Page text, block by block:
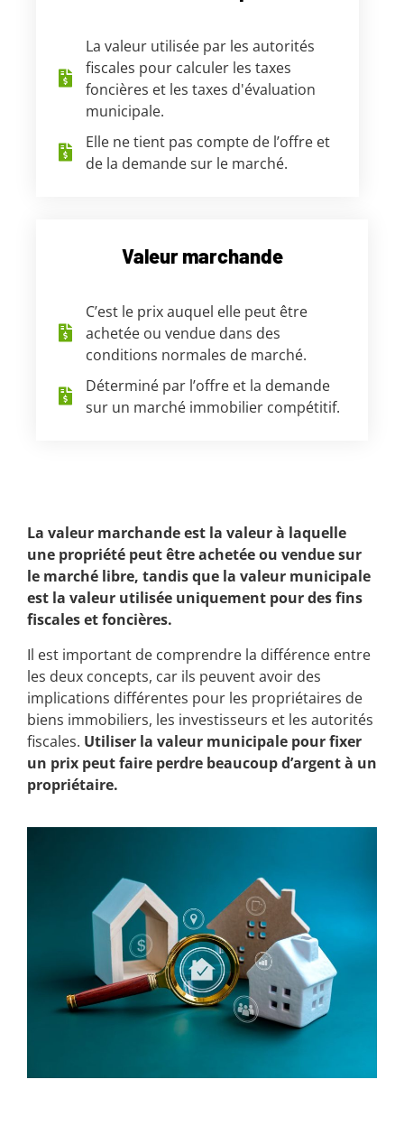
La valeur utilisée par les autorités
fiscales pour calculer les taxes
foncières et les taxes d'évaluation
municipale.
Elle ne tient pas compte de l’offre et
de la demande sur le marché.
Valeur marchande
C’est le prix auquel elle peut être
achetée ou vendue dans des
conditions normales de marché.
Déterminé par l’offre et la demande
sur un marché immobilier compétitif.
La valeur marchande est la valeur à laquelle
une propriété peut être achetée ou vendue sur
le marché libre, tandis que la valeur municipale
est la valeur utilisée uniquement pour des fins
fiscales et foncières.
Il est important de comprendre la différence entre
les deux concepts, car ils peuvent avoir des
implications différentes pour les propriétaires de
biens immobiliers, les investisseurs et les autorités
fiscales. Utiliser la valeur municipale pour fixer
un prix peut faire perdre beaucoup d’argent à un
propriétaire.